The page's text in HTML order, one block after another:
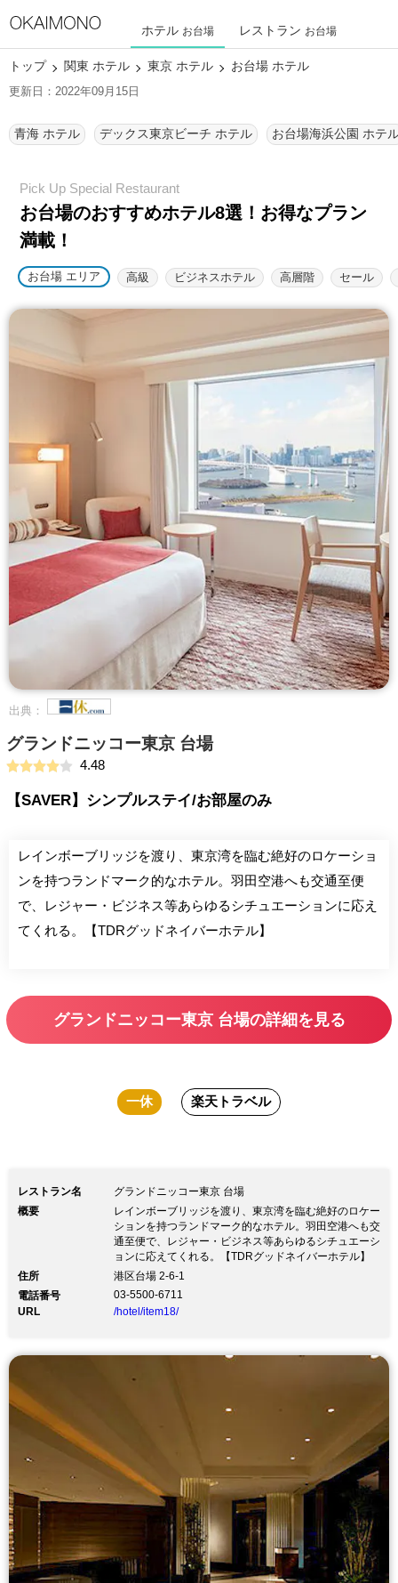
ホテル お台場 レストラン お台場
トップ 関東 ホテル 東京 ホテル お台場 ホテル
更新日：2022年09月15日
青海 ホテル デックス東京ビーチ ホテル お台場海浜公園 ホテ
お台場のおすすめホテル8選！ お得なプラン
満載！
お台場 エリア 高級 ビジネスホテル 高層階 セール
出典：
グランドニッコー東京 台場
4.48
【SAVER】シンプルステイ/お部屋のみ
レインボーブリッジを渡り、東京湾を臨む絶好のロケーショ
ンを持つランドマーク的なホテル。羽田空港へも交通至便
で、レジャー・ビジネス等あらゆるシチュエーションに応え
てくれる。【TDRグッドネイバーホテル】
グランドニッコー東京 台場の詳細を見る
一休 楽天トラベル
レストラン名
グランドニッコー東京 台場
概要
レインボーブリッジを渡り、東京湾を臨む絶好のロケー
ションを持つランドマーク的なホテル。羽田空港へも交
通至便で、レジャー・ビジネス等あらゆるシチュエーシ
ョンに応えてくれる。【TDRグッドネイバーホテル】
住所
港区台場 2-6-1
電話番号
03-5500-6711
URL
/hotel/item18/